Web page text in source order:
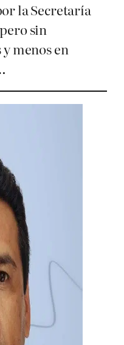
la Secretaría
sin
menos en